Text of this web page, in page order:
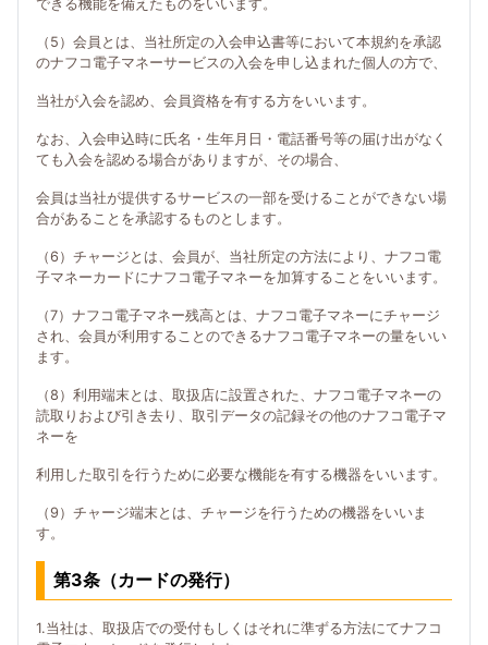
できる機能を備えたものをいいます。
（5）会員とは、当社所定の入会申込書等において本規約を承認
のナフコ電子マネーサービスの入会を申し込まれた個人の方で、
当社が入会を認め、会員資格を有する方をいいます。
なお、入会申込時に氏名・生年月日・電話番号等の届け出がなく
ても入会を認める場合がありますが、その場合、
会員は当社が提供するサービスの一部を受けることができない場
合があることを承認するものとします。
（6）チャージとは、会員が、当社所定の方法により、ナフコ電
子マネーカードにナフコ電子マネーを加算することをいいます。
（7）ナフコ電子マネー残高とは、ナフコ電子マネーにチャージ
され、会員が利用することのできるナフコ電子マネーの量をいい
ます。
（8）利用端末とは、取扱店に設置された、ナフコ電子マネーの
読取りおよび引き去り、取引データの記録その他のナフコ電子マ
ネーを
利用した取引を行うために必要な機能を有する機器をいいます。
（9）チャージ端末とは、チャージを行うための機器をいいま
す。
第3条（カードの発行）
1.当社は、取扱店での受付もしくはそれに準ずる方法にてナフコ